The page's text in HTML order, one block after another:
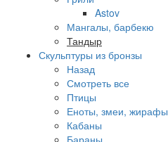
Astov
Мангалы, барбекю
Тандыр
Скульптуры из бронзы
Назад
Смотреть все
Птицы
Еноты, змеи, жирафы
Кабаны
Бараны